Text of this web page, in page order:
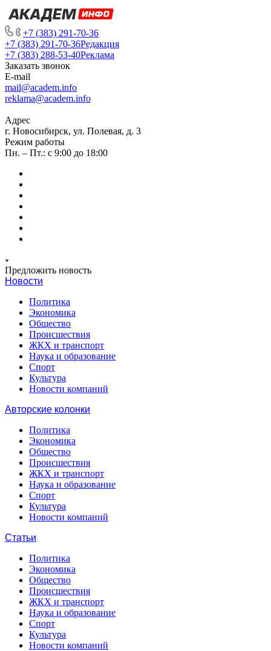
+7 (383) 291-70-36
+7 (383) 291-70-36Редакция
+7 (383) 288-53-40Реклама
Заказать звонок
E-mail
mail@academ.info
reklama@academ.info
Адрес
г. Новосибирск, ул. Полевая, д. 3
Режим работы
Пн. – Пт.: с 9:00 до 18:00
Предложить новость
Новости
Политика
Экономика
Общество
Происшествия
ЖКХ и транспорт
Наука и образование
Спорт
Культура
Новости компаний
Авторские колонки
Политика
Экономика
Общество
Происшествия
ЖКХ и транспорт
Наука и образование
Спорт
Культура
Новости компаний
Статьи
Политика
Экономика
Общество
Происшествия
ЖКХ и транспорт
Наука и образование
Спорт
Культура
Новости компаний